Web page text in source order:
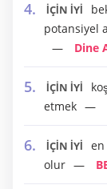
İÇİN İYİ
potansiyel
Dine
İÇİN İYİ
etmek
İÇİN İYİ
en
olur